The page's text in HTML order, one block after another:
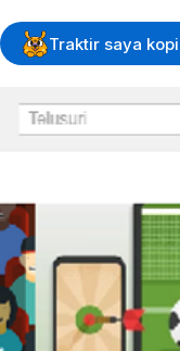
Traktir saya kopi